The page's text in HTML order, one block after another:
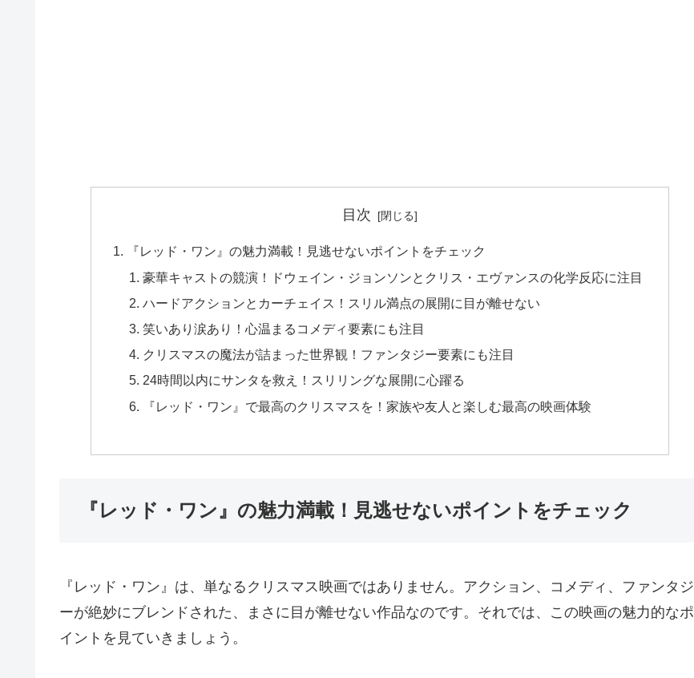
目次
『レッド・ワン』の魅力満載！見逃せないポイントをチェック
豪華キャストの競演！ドウェイン・ジョンソンとクリス・エヴァンスの化学反応に注目
ハードアクションとカーチェイス！スリル満点の展開に目が離せない
笑いあり涙あり！心温まるコメディ要素にも注目
クリスマスの魔法が詰まった世界観！ファンタジー要素にも注目
24時間以内にサンタを救え！スリリングな展開に心躍る
『レッド・ワン』で最高のクリスマスを！家族や友人と楽しむ最高の映画体験
『レッド・ワン』の魅力満載！見逃せないポイントをチェック
『レッド・ワン』は、単なるクリスマス映画ではありません。アクション、コメディ、ファンタジ
ーが絶妙にブレンドされた、まさに目が離せない作品なのです。それでは、この映画の魅力的なポ
イントを見ていきましょう。